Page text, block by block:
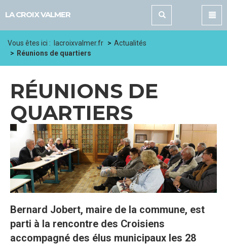
LA CROIX VALMER
Vous êtes ici : lacroixvalmer.fr
Actualités
Réunions de quartiers
RÉUNIONS DE
QUARTIERS
Bernard Jobert, maire de la commune, est
parti à la rencontre des Croisiens
accompagné des élus municipaux les 28